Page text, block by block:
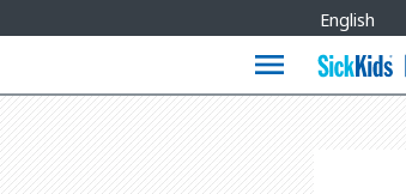
Languages
English
menu